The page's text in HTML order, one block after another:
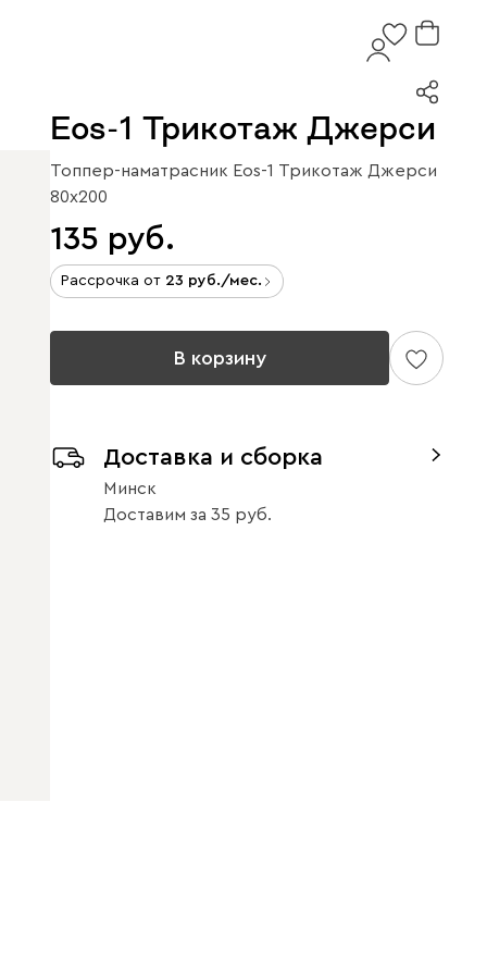
Eos-1 Трикотаж Джерси
Топпер-наматрасник Eos-1 Трикотаж Джерси
80x200
135
Рассрочка от 23 /мес.
В корзину
Доставка и сборка
Минск
Доставим за 35